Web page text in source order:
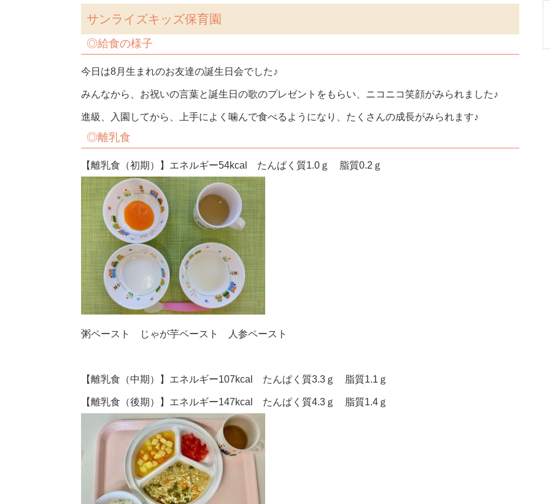
サンライズキッズ保育園
◎給食の様子
今日は8月生まれのお友達の誕生日会でした♪
みんなから、お祝いの言葉と誕生日の歌のプレゼントをもらい、ニコニコ笑顔がみられました♪
進級、入園してから、上手によく噛んで食べるようになり、たくさんの成長がみられます♪
◎離乳食
【離乳食（初期）】エネルギー54kcal たんぱく質1.0ｇ 脂質0.2ｇ
粥ペースト じゃが芋ペースト 人参ペースト
【離乳食（中期）】エネルギー107kcal たんぱく質3.3ｇ 脂質1.1ｇ
【離乳食（後期）】エネルギー147kcal たんぱく質4.3ｇ 脂質1.4ｇ